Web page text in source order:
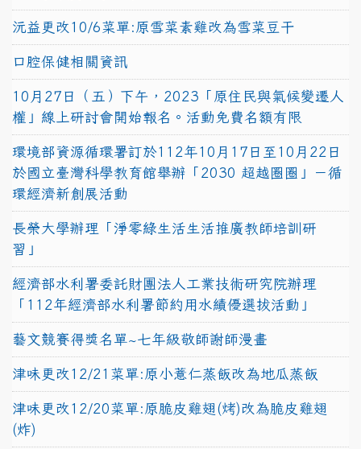
沅益更改10/6菜單:原雪菜素雞改為雪菜豆干
口腔保健相關資訊
10月27日（五）下午，2023「原住民與氣候變遷人
權」線上研討會開始報名。活動免費名額有限
環境部資源循環署訂於112年10月17日至10月22日
於國立臺灣科學教育館舉辦「2030 超越圈圈」－循
環經濟新創展活動
長榮大學辦理「淨零綠生活生活推廣教師培訓研
習」
經濟部水利署委託財團法人工業技術研究院辦理
「112年經濟部水利署節約用水績優選拔活動」
藝文競賽得獎名單~七年級敬師謝師漫畫
津味更改12/21菜單:原小薏仁蒸飯改為地瓜蒸飯
津味更改12/20菜單:原脆皮雞翅(烤)改為脆皮雞翅
(炸)